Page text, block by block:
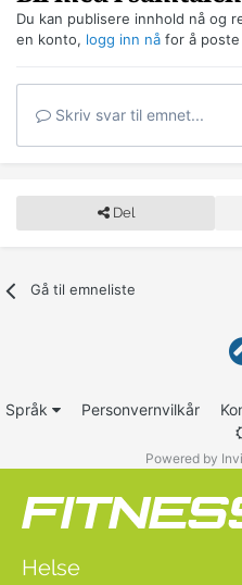
Du kan publisere innhold nå og
en konto, logg inn nå for å
Skriv svar til emnet...
Del
Gå til emneliste
Språk Personvernvilkår
Powered by
Helse